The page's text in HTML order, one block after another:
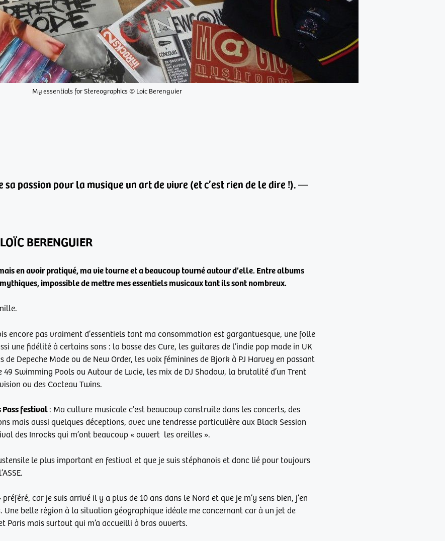
My essentials for Stereographics © Loic Berenguier
sa passion pour la musique un art de vivre (et c’est rien de le dire !).—
BERENGUIER
en avoir pratiqué, ma vie tourne et a beaucoup tourné autour d’elle. Entre albums
impossible de mettre mes essentiels musicaux tant ils sont nombreux.
encore pas vraiment d’essentiels tant ma consommation est gargantuesque, une folle
une fidélité à certains sons : la basse des Cure, les guitares de l’indie pop made in UK
de Depeche Mode ou de New Order, les voix féminines de Bjork à PJ Harvey en passant
49 Swimming Pools ou Autour de Lucie, les mix de DJ Shadow, la brutalité d’un Trent
ou des Cocteau Twins.
Pass festival: Ma culture musicale c’est beaucoup construite dans les concerts, des
mais aussi quelques déceptions, avec une tendresse particulière aux Black Session
des Inrocks qui m’ont beaucoup « ouvert les oreilles ».
le plus important en festival et que je suis stéphanois et donc lié pour toujours
car je suis arrivé il y a plus de 10 ans dans le Nord et que je m’y sens bien, j’en
Une belle région à la situation géographique idéale me concernant car à un jet de
Paris mais surtout qui m’a accueilli à bras ouverts.